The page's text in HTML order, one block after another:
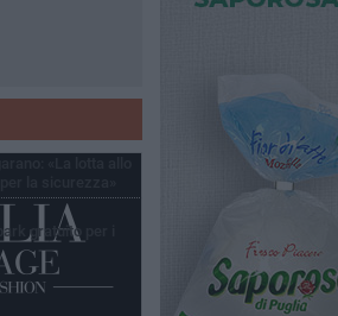
notte in via Dieta
gratuito per i